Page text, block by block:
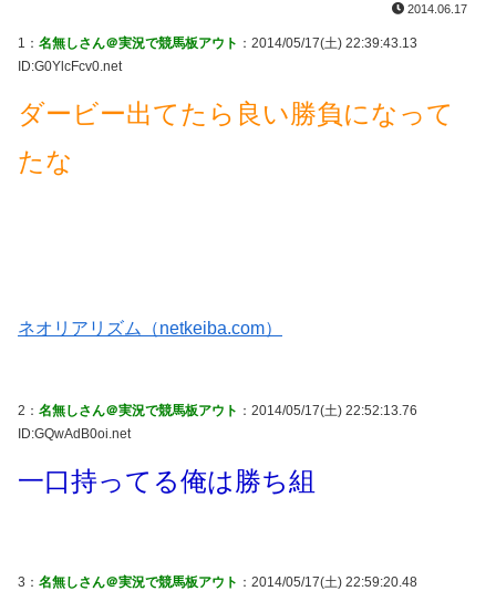
2014.06.17
1： 名無しさん＠実況で競馬板アウト ：2014/05/17(土) 22:39:43.13
ID:G0YlcFcv0.net
ダービー出てたら良い勝負になって
たな
ネオリアリズム（netkeiba.com）
2： 名無しさん＠実況で競馬板アウト ：2014/05/17(土) 22:52:13.76
ID:GQwAdB0oi.net
一口持ってる俺は勝ち組
3： 名無しさん＠実況で競馬板アウト ：2014/05/17(土) 22:59:20.48